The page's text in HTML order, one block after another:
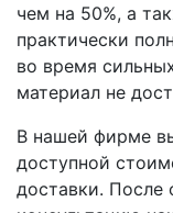
чем на 50%, а
практически
во время
материал не
В нашей фирме
доступной
доставки. После